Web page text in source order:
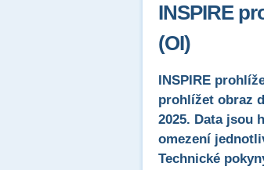
INSPIRE
(OI)
INSPIRE
prohlížet obraz
2025. Data jsou
omezení
Technické